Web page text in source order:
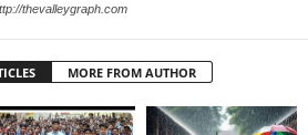
thevalleygraph.com
MORE FROM AUTHOR